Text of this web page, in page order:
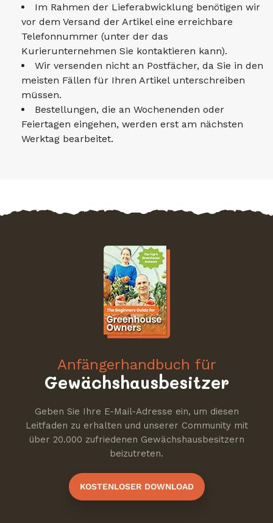
Im Rahmen der Lieferabwicklung benötigen wir
vor dem Versand der Artikel eine erreichbare
Telefonnummer (unter der das
Kurierunternehmen Sie kontaktieren kann).
Wir versenden nicht an Postfächer, da Sie in den
meisten Fällen für Ihren Artikel unterschreiben
müssen.
Bestellungen, die an Wochenenden oder
Feiertagen eingehen, werden erst am nächsten
Werktag bearbeitet.
Anfängerhandbuch für
Gewächshausbesitzer
Geben Sie Ihre E-Mail-Adresse ein, um diesen
Leitfaden zu erhalten und unserer Community mit
über 20.000 zufriedenen Gewächshausbesitzern
beizutreten.
KOSTENLOSER DOWNLOAD